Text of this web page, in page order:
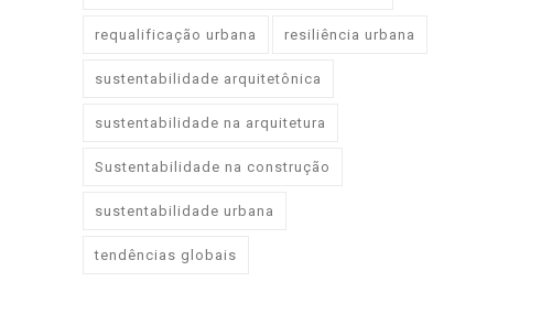
requalificação urbana resiliência urbana
sustentabilidade arquitetônica
sustentabilidade na arquitetura
Sustentabilidade na construção
sustentabilidade urbana
tendências globais